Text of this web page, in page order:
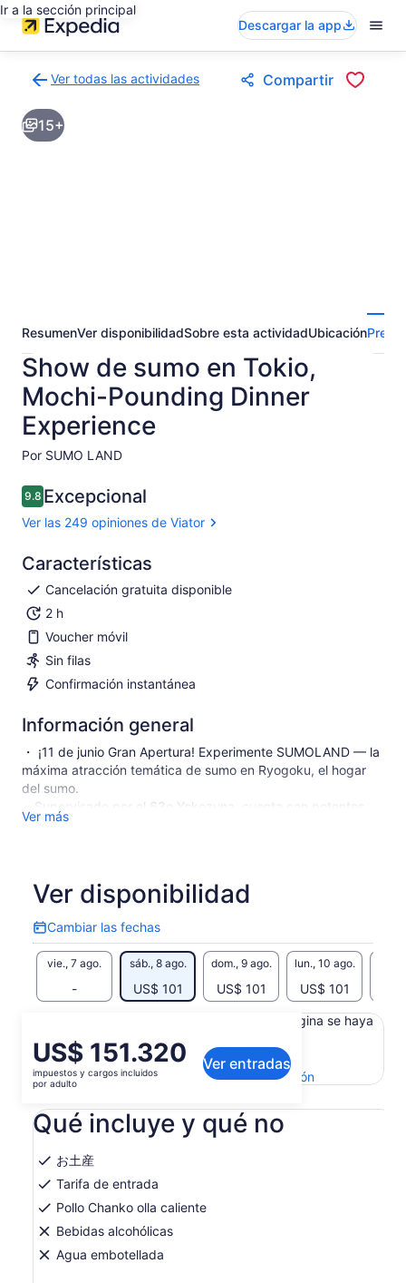
Ir a la sección principal
Descargar la app
Ver todas las actividades
a
la
página
Compartir
15+
ResumenVer disponibilidadSobre esta actividadUbicación
Show de sumo en Tokio,
Mochi-Pounding Dinner
Experience
Por SUMO LAND
9.89.8 de 10
Excepcional
Ver las 249 opiniones de Viator
Características
Cancelación gratuita disponible
2 h
Voucher móvil
Sin filas
Confirmación instantánea
Información general
・ ¡11 de junio Gran Apertura! Experimente SUMOLAND — la
máxima atracción temática de sumo en Ryogoku, el hogar
del sumo.
・Supervisado por el 63o Yokozuna, cuenta con potentes
actuaciones de sumo de ex luchadores de sumo
golpear mochi!
tanto para adultos como para niños, y se diferencia de la
práctica matutina o los torneos oficiales.
※Si muchos invitados se unen al desafío de sumo o golpes
de mochi, la participación puede limitarse a una persona por
grupo o decidirse por lotería.
※Los recuerdos pueden variar según la temporada.
※Las comidas vegetarianas y veganas están disponibles
bajo petición con al menos 2 días de antelación.
※Las comidas sin gluten y halal no están disponibles, pero
※Las ubicaciones de los asientos son asignadas por el lugar
y no se pueden seleccionar. Gracias por su comprensión.
Ver más
Ver disponibilidad
Cambiar las fechas
Cambiar
las
fechas
vie., 7 ago.
-
sáb., 8 ago.
US$ 101
dom., 9 ago.
US$ 101
lun., 10 ago.
US$ 101
El
precio
es
US$ 151.320.
por
adulto
US$ 151.320
impuestos y cargos incluidos
por adulto
Ver entradas
Es posible que el contenido de esta página se haya
Ver el texto original (inglés)
Enviar comentarios sobre esta traducciónSe
en
Qué incluye y qué no
お土産
Tarifa de entrada
Pollo Chanko olla caliente
Bebidas alcohólicas
Agua embotellada